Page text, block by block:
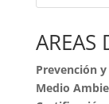
AREAS
Prevención
Medio